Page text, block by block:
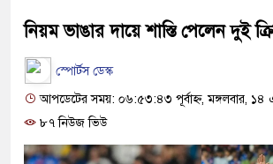
নিয়ম ভাঙার দায়ে শাস্তি পেলেন দুই
স্পোর্টস ডেস্ক
আপডেটের সময়: ০৬:৫৩:৪৩ পূর্বাহ্ন, মঙ্গলবার, ১৪
৮৭ নিউজ ভিউ